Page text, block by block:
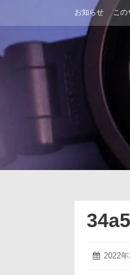
ン
ツ
お知らせ この
投
2022年